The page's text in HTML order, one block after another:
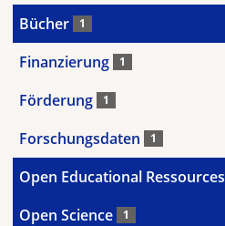
Bücher 1
Finanzierung 1
Förderung 1
Forschungsdaten 1
Open Educational Ressources
Open Science 1